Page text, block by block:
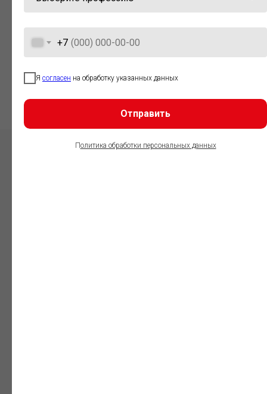
+7
Я согласен на обработку указанных данных
Отправить
Политика обработки персональных данных